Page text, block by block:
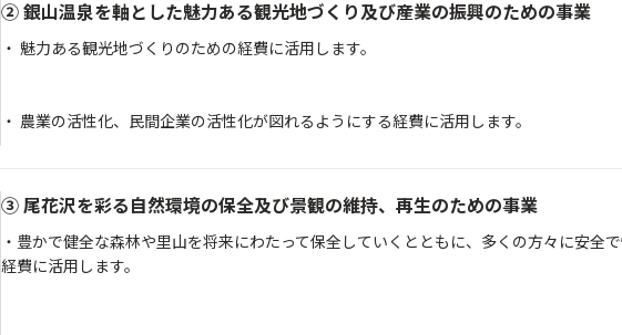
② 銀山温泉を軸とした魅力ある観光地づくり及び産業の振興のための事業
・ 魅力ある観光地づくりのための経費に活用します。
・ 農業の活性化、民間企業の活性化が図れるようにする経費に活用します。
③ 尾花沢を彩る自然環境の保全及び景観の維持、再生のための事業
・豊かで健全な森林や里山を将来にわたって保全していくとともに、多くの方々に安全
経費に活用します。